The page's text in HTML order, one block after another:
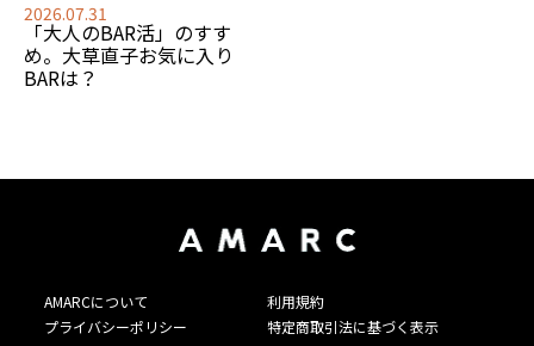
2026.07.31
「大人のBAR活」のすす
め。大草直子お気に入り
BARは？
AMARCについて
利用規約
プライバシーポリシー
特定商取引法に基づく表示